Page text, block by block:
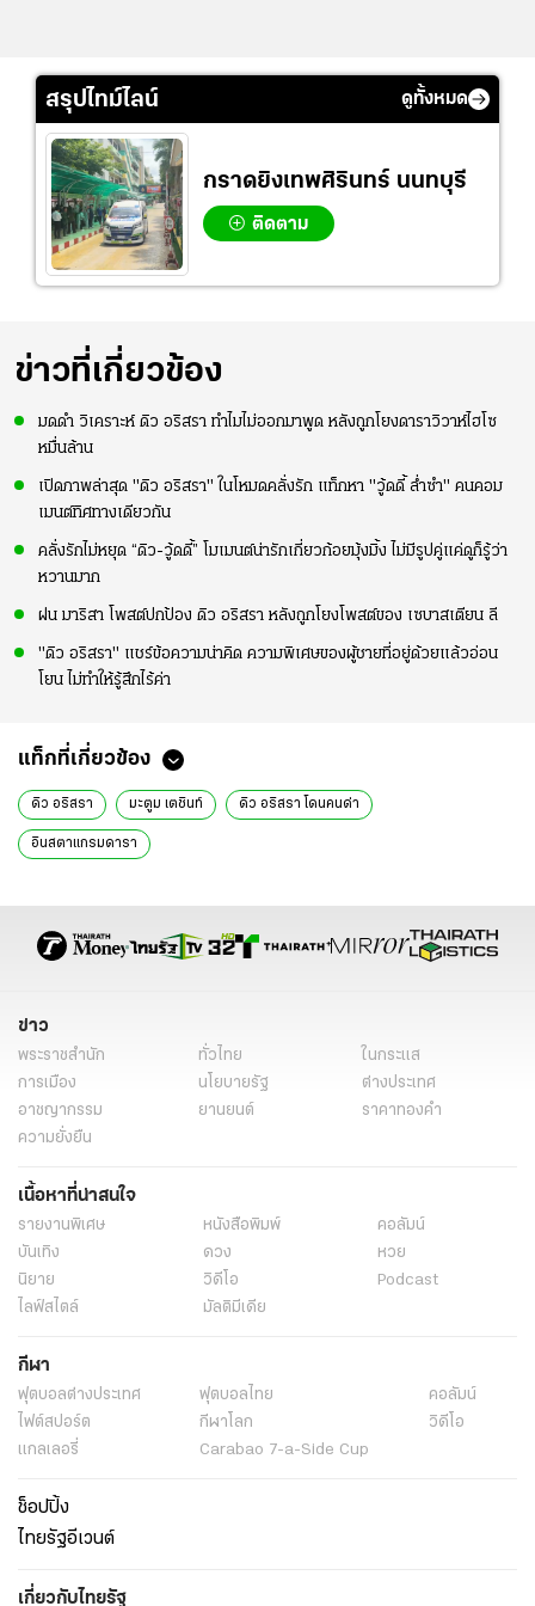
สรุปไทม์ไลน์ ดูทั้งหมด
กราดยิงเทพศิรินทร์ นนทบุรี
ติดตาม
ข่าวที่เกี่ยวข้อง
มดดำ วิเคราะห์ ดิว อริสรา ทำไมไม่ออกมาพูด หลังถูกโยงดาราวิวาห์ไฮโซ
หมื่นล้าน
เปิดภาพล่าสุด "ดิว อริสรา" ในโหมดคลั่งรัก แท็กหา "วู้ดดี้ ล่ำซำ" คนคอม
เมนต์ทิศทางเดียวกัน
คลั่งรักไม่หยุด “ดิว-วู้ดดี้” โมเมนต์น่ารักเกี่ยวก้อยมุ้งมิ้ง ไม่มีรูปคู่แค่ดูก็รู้ว่า
หวานมาก
ฝน มาริสา โพสต์ปกป้อง ดิว อริสรา หลังถูกโยงโพสต์ของ เซบาสเตียน ลี
"ดิว อริสรา" แชร์ข้อความน่าคิด ความพิเศษของผู้ชายที่อยู่ด้วยแล้วอ่อน
โยน ไม่ทำให้รู้สึกไร้ค่า
แท็กที่เกี่ยวข้อง
ดิว อริสรา มะตูม เตชินท์ ดิว อริสรา โดนคนด่า
อินสตาแกรมดารา
ข่าว
พระราชสำนัก ทั่วไทย
ในกระแส
การเมือง
นโยบายรัฐ
ต่างประเทศ
อาชญากรรม
ยานยนต์
ราคาทองคำ
ความยั่งยืน
เนื้อหาที่น่าสนใจ
รายงานพิเศษ หนังสือพิมพ์
คอลัมน์
บันเทิง
ดวง
หวย
นิยาย
วิดีโอ
Podcast
ไลฟ์สไตล์
มัลติมีเดีย
กีฬา
ฟุตบอลต่่างประเทศ ฟุตบอลไทย
คอลัมน์
ไฟต์สปอร์ต
กีฬาโลก
วิดีโอ
แกลเลอรี่
Carabao 7-a-Side Cup
ช็อปปิ้ง
ไทยรัฐอีเวนต์
เกี่ยวกับไทยรัฐ